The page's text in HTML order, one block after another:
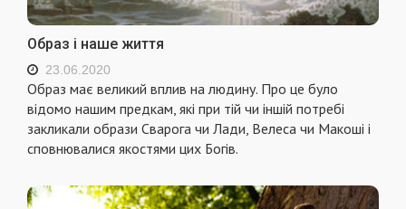
Образ і наше життя
23.06.2020
Образ має великий вплив на людину. Про це було
відомо нашим предкам, які при тій чи іншій потребі
закликали образи Сварога чи Лади, Велеса чи Макоші і
сповнювалися якостями цих Богів.